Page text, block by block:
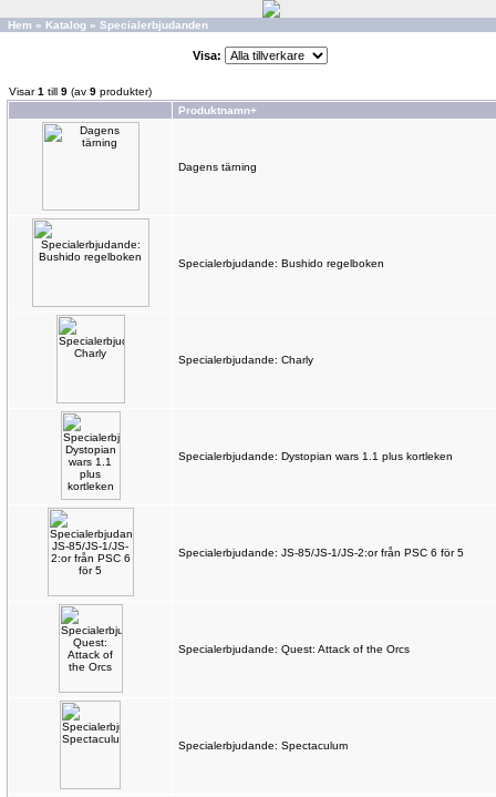
Hem » Katalog » Specialerbjudanden
Visa:
Visar1 till 9 (av 9 produkter)
Produktnamn+
Dagens tärning
Specialerbjudande: Bushido regelboken
Specialerbjudande: Charly
Specialerbjudande: Dystopian wars 1.1 plus kortleken
Specialerbjudande: JS-85/JS-1/JS-2:or från PSC 6 för 5
Specialerbjudande: Quest: Attack of the Orcs
Specialerbjudande: Spectaculum